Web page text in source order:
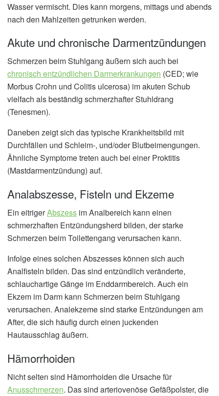
Wasser vermischt. Dies kann morgens, mittags und abends
nach den Mahlzeiten getrunken werden.
Akute und chronische Darmentzündungen
Schmerzen beim Stuhlgang äußern sich auch bei
chronisch entzündlichen Darmerkrankungen (CED; wie
Morbus Crohn und Colitis ulcerosa) im akuten Schub
vielfach als beständig schmerzhafter Stuhldrang
(Tenesmen).
Daneben zeigt sich das typische Krankheitsbild mit
Durchfällen und Schleim-, und/oder Blutbeimengungen.
Ähnliche Symptome treten auch bei einer Proktitis
(Mastdarmentzündung) auf.
Analabszesse, Fisteln und Ekzeme
Ein eitrigerAbszess im Analbereich kann einen
schmerzhaften Entzündungsherd bilden, der starke
Schmerzen beim Toilettengang verursachen kann.
Infolge eines solchen Abszesses können sich auch
Analfisteln bilden. Das sind entzündlich veränderte,
schlauchartige Gänge im Enddarmbereich. Auch ein
Ekzem im Darm kann Schmerzen beim Stuhlgang
verursachen. Analekzeme sind starke Entzündungen am
After, die sich häufig durch einen juckenden
Hautausschlag äußern.
Hämorrhoiden
Nicht selten sind Hämorrhoiden die Ursache für
Anusschmerzen. Das sind arteriovenöse Gefäßpolster, die